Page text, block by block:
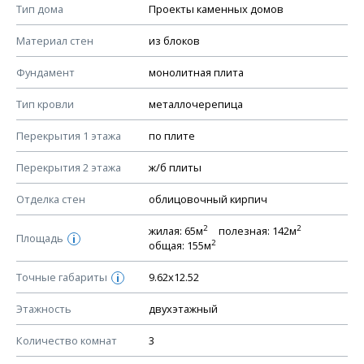
Тип дома Проекты каменных домов
Материал стен из блоков
Фундамент монолитная плита
Тип кровли металлочерепица
Перекрытия 1 этажа по плите
Перекрытия 2 этажа ж/б плиты
Отделка стен облицовочный кирпич
Площадь i
жилая: 65м2 полезная: 142м2
общая: 155м2
Точные габариты i 9.62х12.52
Этажность двухэтажный
Количество комнат 3
Смотрите советы по выбору материала в нашем
КОНСТРУКТИВНЫЕ РЕШЕНИЯ (КР)
Ведомость рабочих чертежей основного комплекта КР
План фундамента
Устройство фундамента, спецификация материалов
Планы перекрытий этажей, спецификация элементов
Устройство перекрытий
Устройство стен
Спецификация материалов стен
Схема расположения лаг чердака (если есть)
Схема расположения элементов стропил
Спецификация элементов стропил
Устройство стропильной системы
Узлы устройства кровли